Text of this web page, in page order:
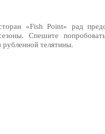
«Fish Point» рад
Спешите
телятины.